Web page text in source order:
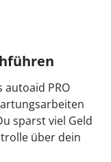
PRO
sparst viel Geld
über dein